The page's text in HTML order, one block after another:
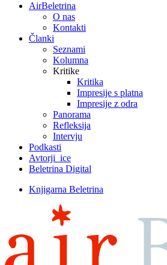
AirBeletrina
O nas
Kontakti
Članki
Seznami
Kolumna
Kritike
Kritika
Impresije s platna
Impresije z odra
Panorama
Refleksija
Intervju
Podkasti
Avtorji_ice
Beletrina Digital
Knjigarna Beletrina